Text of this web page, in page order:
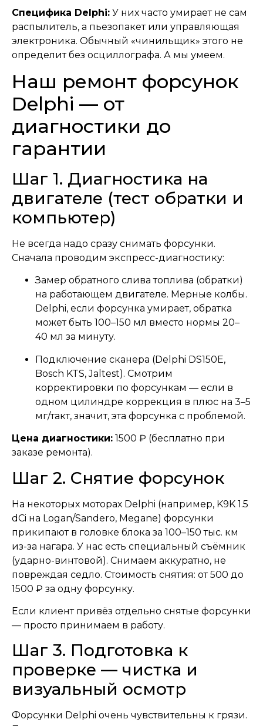
Специфика Delphi: У них часто умирает не сам
распылитель, а пьезопакет или управляющая
электроника. Обычный «чинильщик» этого не
определит без осциллографа. А мы умеем.
Наш ремонт форсунок
Delphi — от
диагностики до
гарантии
Шаг 1. Диагностика на
двигателе (тест обратки и
компьютер)
Не всегда надо сразу снимать форсунки.
Сначала проводим экспресс-диагностику:
Замер обратного слива топлива (обратки)
на работающем двигателе. Мерные колбы.
Delphi, если форсунка умирает, обратка
может быть 100–150 мл вместо нормы 20–
40 мл за минуту.
Подключение сканера (Delphi DS150E,
Bosch KTS, Jaltest). Смотрим
корректировки по форсункам — если в
одном цилиндре коррекция в плюс на 3–5
мг/такт, значит, эта форсунка с проблемой.
Цена диагностики: 1500 ₽ (бесплатно при
заказе ремонта).
Шаг 2. Снятие форсунок
На некоторых моторах Delphi (например, K9K 1.5
dCi на Logan/Sandero, Megane) форсунки
прикипают в головке блока за 100–150 тыс. км
из-за нагара. У нас есть специальный съёмник
(ударно-винтовой). Снимаем аккуратно, не
повреждая седло. Стоимость снятия: от 500 до
1500 ₽ за одну форсунку.
Если клиент привёз отдельно снятые форсунки
— просто принимаем в работу.
Шаг 3. Подготовка к
проверке — чистка и
визуальный осмотр
Форсунки Delphi очень чувствительны к грязи.